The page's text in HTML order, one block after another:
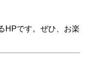
HPです。ぜひ、お楽